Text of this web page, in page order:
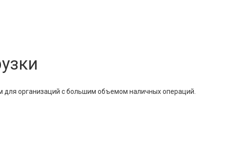
организаций с большим объемом наличных операций.